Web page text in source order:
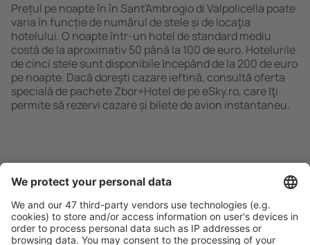
Prețul pe noapte în în Sant'Ambrogio di Valpolicella poate
varia în funcție de numărul de stele și de locaţia
hotelului. O noapte într-un hotel de standard mediu
costă de la aproximativ 50 până la 100 de euro. Hotelurile
de cinci stele sunt disponibile ȋncepând de la 200 de euro
pe noapte. Dacă doreşti cazare ieftină, consultă oferta
specială de pachete Zbor+Hotel de pe eSky.ro, care ȋţi
permite să rezervi cazare și bilete de avion instantaneu.
Caută rapid şi uşor
Ofertă adaptată aşteptărilor tale.
Planifică ȋn siguranţă